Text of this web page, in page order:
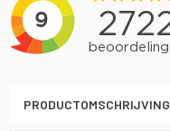
PRODUCTOMSCHRIJVING